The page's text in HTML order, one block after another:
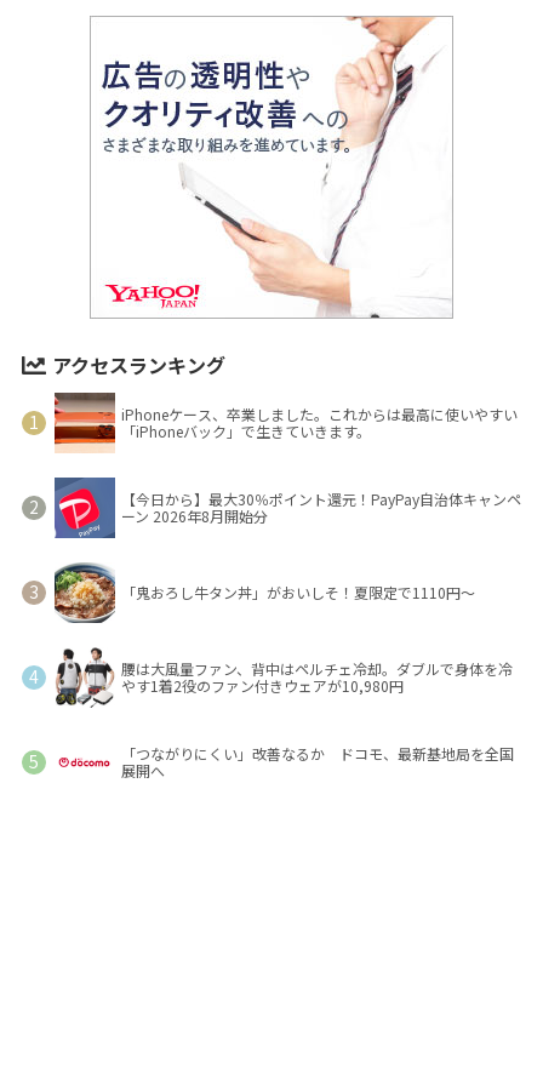
アクセスランキング
iPhoneケース、卒業しました。これからは最高に使いやすい
「iPhoneバック」で生きていきます。
【今日から】最大30％ポイント還元！PayPay自治体キャンペ
ーン 2026年8月開始分
「鬼おろし牛タン丼」がおいしそ！夏限定で1110円～
腰は大風量ファン、背中はペルチェ冷却。ダブルで身体を冷
やす1着2役のファン付きウェアが10,980円
「つながりにくい」改善なるか ドコモ、最新基地局を全国
展開へ